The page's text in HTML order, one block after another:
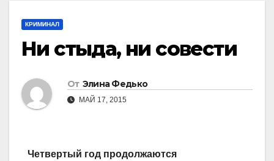
КРИМИНАЛ
Ни стыда, ни совести
От Элина Федько
МАЙ 17, 2015
Четвертый год продолжаются